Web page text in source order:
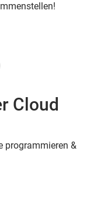
Cloud
programmieren &